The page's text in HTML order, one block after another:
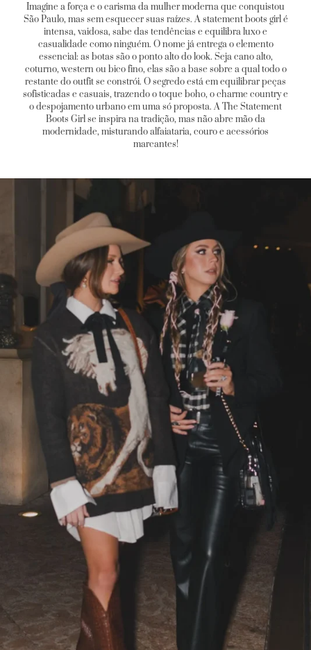
Imagine a força e o carisma da mulher moderna que conquistou
São Paulo, mas sem esquecer suas raízes. A statement boots girl é
intensa, vaidosa, sabe das tendências e equilibra luxo e
casualidade como ninguém. O nome já entrega o elemento
essencial: as botas são o ponto alto do look. Seja cano alto,
coturno, western ou bico fino, elas são a base sobre a qual todo o
restante do outfit se constrói. O segredo está em equilibrar peças
sofisticadas e casuais, trazendo o toque boho, o charme country e
o despojamento urbano em uma só proposta. A The Statement
Boots Girl se inspira na tradição, mas não abre mão da
modernidade, misturando alfaiataria, couro e acessórios
marcantes!